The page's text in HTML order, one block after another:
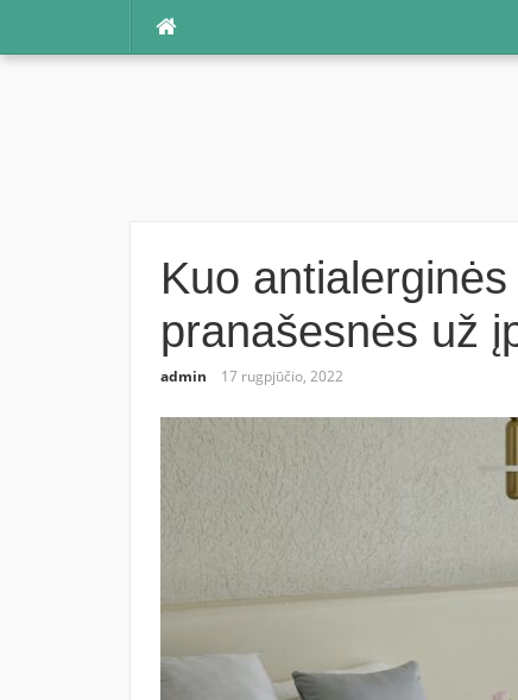
Kuo
pranašesnės už
admin 17 rugpjūčio, 2022